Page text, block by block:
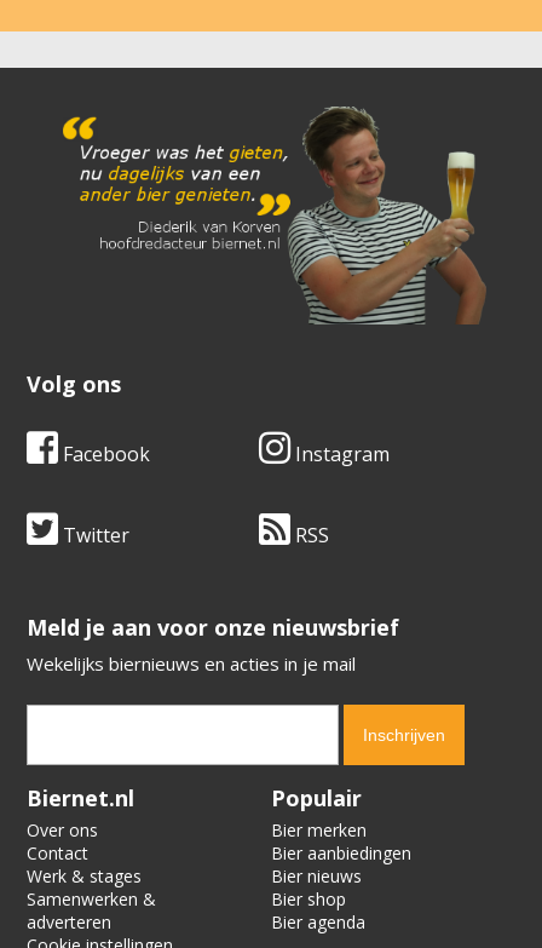
Volg ons
Facebook Instagram
Twitter RSS
​​​​​​​Meld je aan voor onze nieuwsbrief
Wekelijks biernieuws en acties in je mail
Verification code:
Biernet.nl
Over ons
Contact
Werk & stages
Samenwerken &
adverteren
Populair
Bier merken
Bier aanbiedingen
Bier nieuws
Bier shop
Bier agenda